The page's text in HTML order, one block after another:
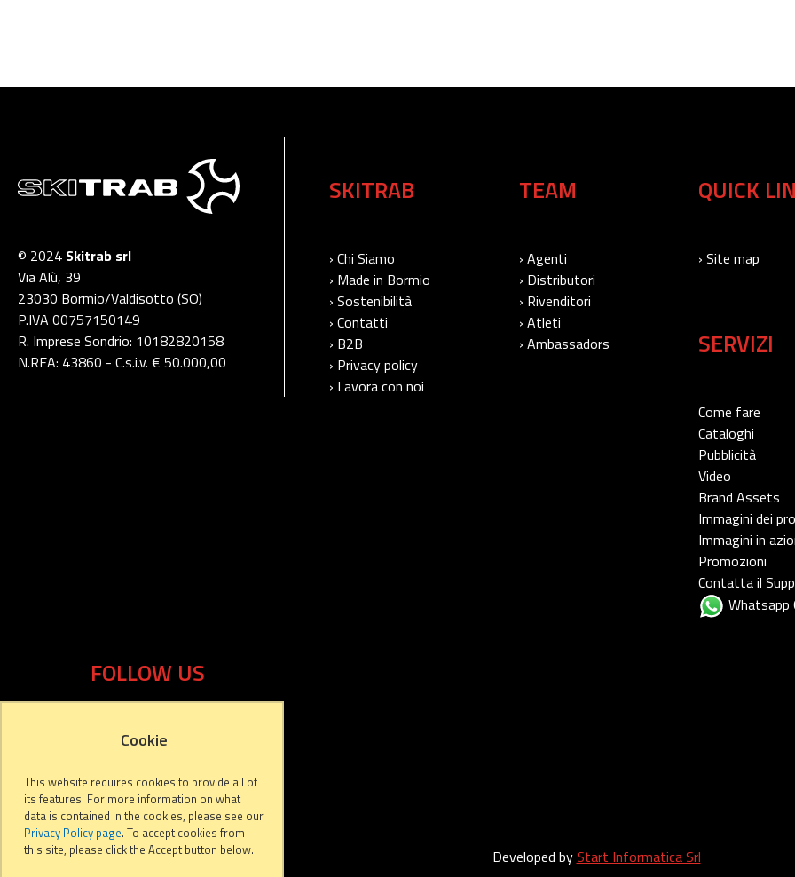
Cookie
This website requires cookies to provide all of
its features. For more information on what
data is contained in the cookies, please see our
Privacy Policy page. To accept cookies from
this site, please click the Accept button below.
© 2024 Skitrab srl
Via Alù, 39
23030 Bormio/Valdisotto (SO)
P.IVA 00757150149
R. Imprese Sondrio: 10182820158
N.REA: 43860 - C.s.i.v. € 50.000,00
SKITRAB
› Chi Siamo
› Made in Bormio
› Sostenibilità
› Contatti
› B2B
› Privacy policy
› Lavora con noi
TEAM
› Agenti
› Distributori
› Rivenditori
› Atleti
› Ambassadors
QUICK
› Site map
SERVIZI
Come fare
Cataloghi
Pubblicità
Video
Brand Assets
Immagini dei
Immagini in
Promozioni
Contatta il
Whatsapp
FOLLOW US
Developed byStart Informatica Srl